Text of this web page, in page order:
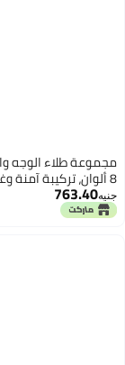
8 ألوان، تركيبة آمنة
تدوم طويلاً، مثالية
والمهرجانات
جنيه763.40